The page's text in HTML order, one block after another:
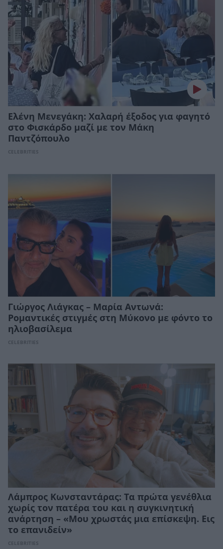
Ελένη Μενεγάκη: Χαλαρή έξοδος για φαγητό
στο Φισκάρδο μαζί με τον Μάκη
Παντζόπουλο
CELEBRITIES
Γιώργος Λιάγκας – Μαρία Αντωνά:
Ρομαντικές στιγμές στη Μύκονο με φόντο το
ηλιοβασίλεμα
CELEBRITIES
Λάμπρος Κωνσταντάρας: Τα πρώτα γενέθλια
χωρίς τον πατέρα του και η συγκινητική
ανάρτηση – «Μου χρωστάς μια επίσκεψη. Εις
το επανιδείν»
CELEBRITIES